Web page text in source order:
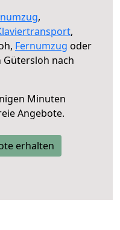
,
,
Fernumzug oder
Gütersloh nach
Minuten
Angebote.
erhalten